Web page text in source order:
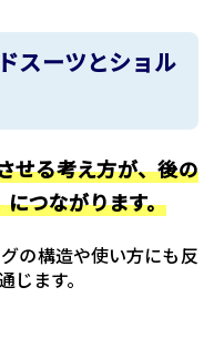
スーツとショル
せる考え方が、後の
つながります。
の構造や使い方にも反
ます。